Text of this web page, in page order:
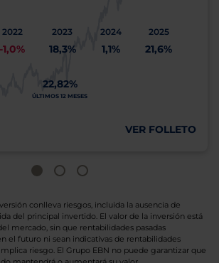
2022
-1,0%
2023
18,3%
2024
1,1%
2025
21,6%
22,82%
ÚLTIMOS 12 MESES
VER FOLLETO
conlleva riesgos, incluida la ausencia de
del principal invertido. El valor de la inversión está
mercado, sin que rentabilidades pasadas
el futuro ni sean indicativas de rentabilidades
riesgo. El Grupo EBN no puede garantizar que